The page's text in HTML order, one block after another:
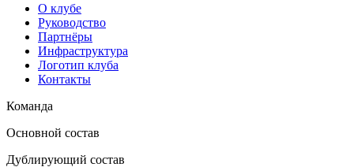
О клубе
Руководство
Партнёры
Инфраструктура
Логотип клуба
Контакты
Команда
Основной состав
Дублирующий состав